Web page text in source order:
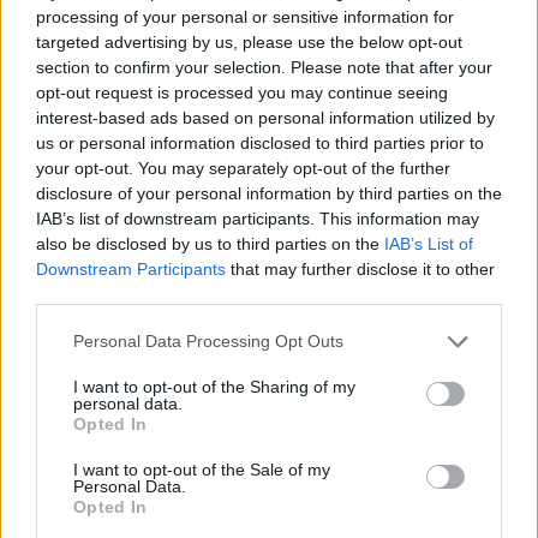
processing of your personal or sensitive information for
targeted advertising by us, please use the below opt-out
section to confirm your selection. Please note that after your
opt-out request is processed you may continue seeing
interest-based ads based on personal information utilized by
us or personal information disclosed to third parties prior to
your opt-out. You may separately opt-out of the further
disclosure of your personal information by third parties on the
IAB’s list of downstream participants. This information may
also be disclosed by us to third parties on the IAB’s List of
Downstream Participants that may further disclose it to other
Please note that this website/app uses one or more Google
not limited to your visit or usage behaviour. You may click to
grant or deny consent to Google and its third-party tags to
use your data for below specified purposes in below Google
consent section.
Personal Data Processing Opt Outs
I want to opt-out of the Sharing of my
personal data.
Opted In
I want to opt-out of the Sale of my
Personal Data.
Opted In
Élik a szokásos tinédzser-életüket drámákkal,
vitákkal, kibékülésekkel, örök barátságokkal,
hátbaszúrásokkal. Rebecca Crisp nem akar ebben
részt venni. De valahol mégis akar. Becca, Tasha és
Hayley egykor elválaszthatatlan barátnők voltak.
Tasha és Becca okos, a sakkszakkör üdvöskéi, de ez
egy idő után nem felelt meg Tashának. Amikor Jenny
a suliba került, kiközösítette Beccát, az átlagos, kissé
kövér lányt, elvégre ő nem illik bele a kialakítani
vágyott státuszukba, ő nem csinos, ő nem Barbie.
Kerülte egykori barátnőit, és kereste Becca
társaságát. Gyanakodni kezdett, hogy talán Jenny-
nek és Hayley-nek valami köze van ahhoz, ami vele
történt. Ez már számunkra is elég hamar kiderül,
amikor olvashatjuk a két lány egyik SMS-váltását,
amiben azt ecsetelik, bárcsak meghalt volna Tasha,